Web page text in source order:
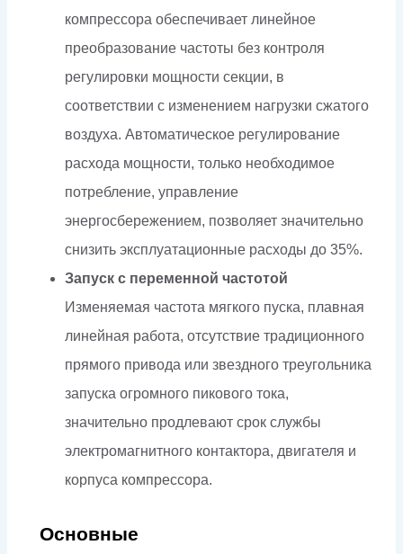
компрессора обеспечивает линейное
преобразование частоты без контроля
регулировки мощности секции, в
соответствии с изменением нагрузки сжатого
воздуха. Автоматическое регулирование
расхода мощности, только необходимое
потребление, управление
энергосбережением, позволяет значительно
снизить эксплуатационные расходы до 35%.
Запуск с переменной частотой
Изменяемая частота мягкого пуска, плавная
линейная работа, отсутствие традиционного
прямого привода или звездного треугольника
запуска огромного пикового тока,
значительно продлевают срок службы
электромагнитного контактора, двигателя и
корпуса компрессора.
Основные